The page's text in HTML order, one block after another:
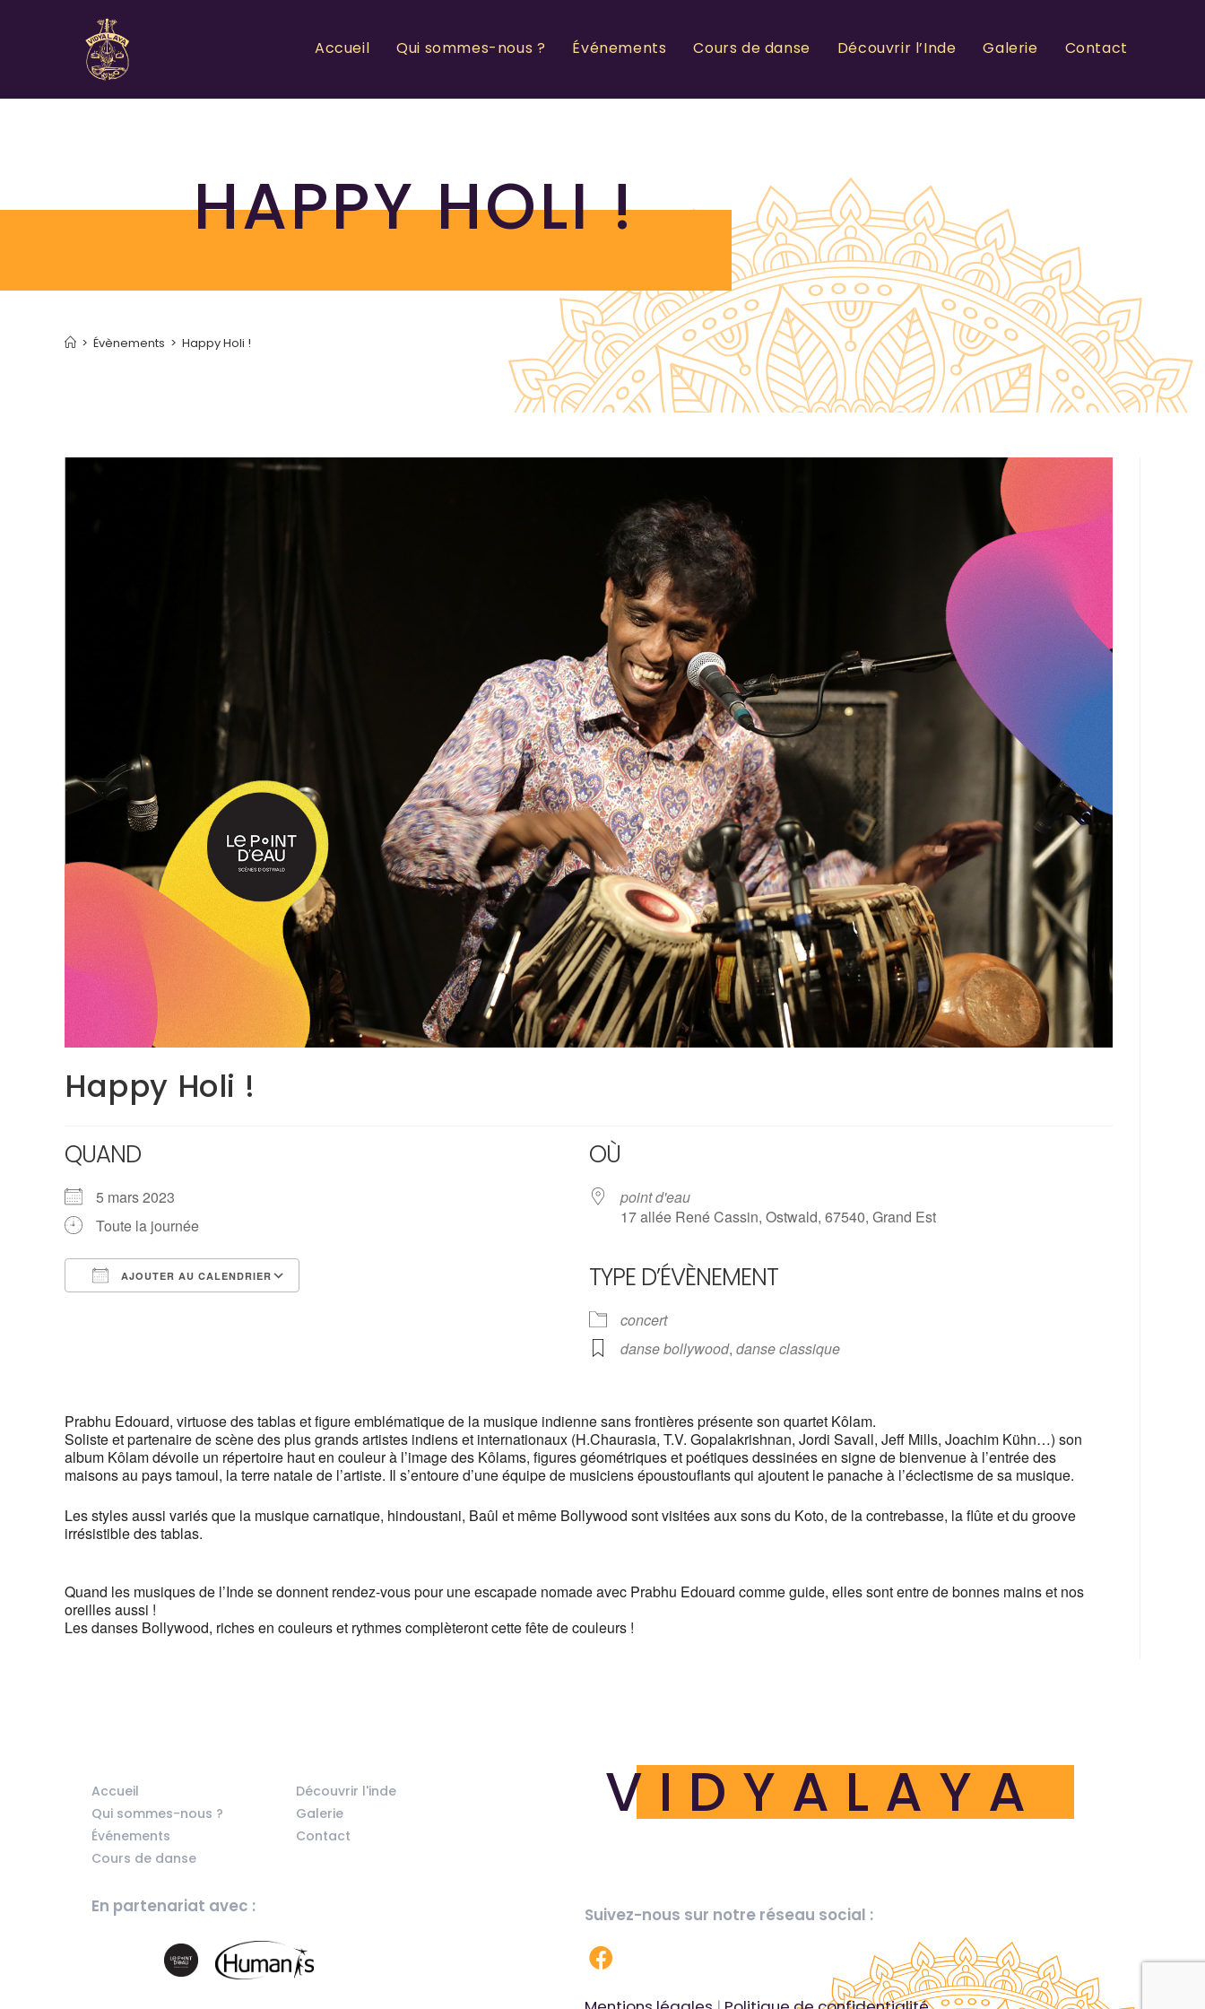
Accueil Qui sommes-nous ? Événements Cours de danse Découvrir l’Inde Galerie Contact
HAPPY HOLI !
> Évènements > Happy Holi !
Happy Holi !
QUAND
5 mars 2023
Toute la journée
AJOUTER AU CALENDRIER
iCalendar
OÙ
point d'eau
17 allée René Cassin, Ostwald, 67540, Grand Est
TYPE D’ÉVÈNEMENT
concert
danse bollywood, danse classique
Prabhu Edouard, virtuose des tablas et figure emblématique de la musique indienne sans frontières présente son quartet Kôlam.
Soliste et partenaire de scène des plus grands artistes indiens et internationaux (H.Chaurasia, T.V. Gopalakrishnan, Jordi Savall, Jeff Mills, Joachim Kühn…) son
album Kôlam dévoile un répertoire haut en couleur à l’image des Kôlams, figures géométriques et poétiques dessinées en signe de bienvenue à l’entrée des
maisons au pays tamoul, la terre natale de l’artiste. Il s’entoure d’une équipe de musiciens époustouflants qui ajoutent le panache à l’éclectisme de sa musique.
Les styles aussi variés que la musique carnatique, hindoustani, Baûl et même Bollywood sont visitées aux sons du Koto, de la contrebasse, la flûte et du groove
irrésistible des tablas.
Quand les musiques de l’Inde se donnent rendez-vous pour une escapade nomade avec Prabhu Edouard comme guide, elles sont entre de bonnes mains et nos
oreilles aussi !
Les danses Bollywood, riches en couleurs et rythmes complèteront cette fête de couleurs !
Accueil
Qui sommes-nous ?
Événements
Cours de danse
Découvrir l'inde
Galerie
Contact
VIDYALAYA
En partenariat avec : Suivez-nous sur notre réseau social :